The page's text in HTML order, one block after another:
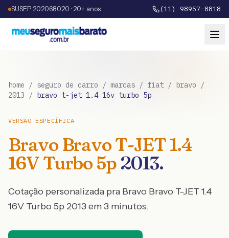
SUSEP 202068020 · 20+ anos (11) 98957-8818
home / seguro de carro / marcas / fiat / bravo /
2013 / bravo t-jet 1.4 16v turbo 5p
VERSÃO ESPECÍFICA
Bravo Bravo T-JET 1.4
16V Turbo 5p 2013.
Cotação personalizada pra Bravo Bravo T-JET 1.4
16V Turbo 5p 2013 em 3 minutos.